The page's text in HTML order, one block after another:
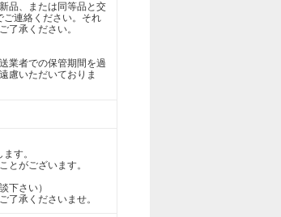
品、または同等品と交
ご連絡ください。それ
了承ください。
業者での保管期間を過
慮いただいておりま
す。
とがございます。
下さい）
了承くださいませ。